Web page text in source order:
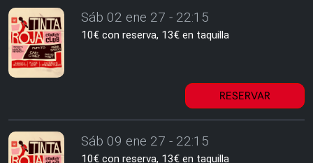
Sáb 02 ene 27 - 22:15
10€ con reserva, 13€ en taquilla
RESERVAR
Sáb 09 ene 27 - 22:15
10€ con reserva, 13€ en taquilla